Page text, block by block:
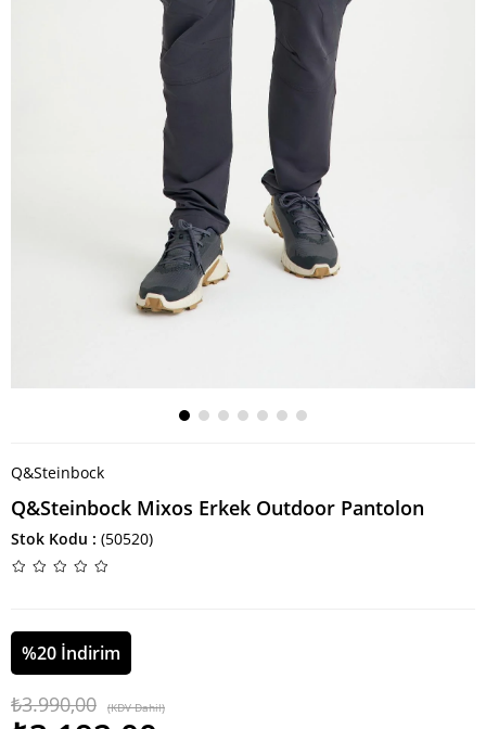
Q&Steinbock
Q&Steinbock Mixos Erkek Outdoor Pantolon
Stok Kodu (50520)
%20 İndirim
₺3.990,00 (KDV Dahil)